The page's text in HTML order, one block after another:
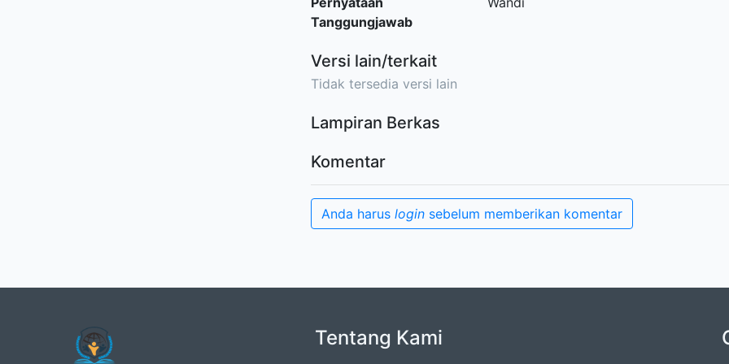
Tanggungjawab
Versi lain/terkait
Tidak tersedia versi lain
Lampiran Berkas
Komentar
Anda harus login sebelum memberikan komentar
Tentang Kami